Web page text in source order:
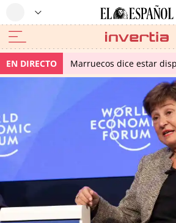
EN DIRECTO Marruecos dice estar